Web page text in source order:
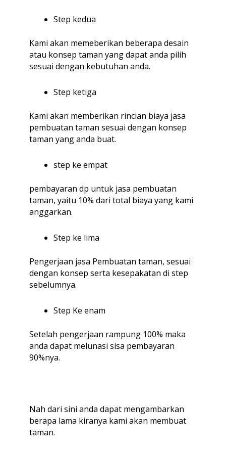
Step kedua
Kami akan memeberikan beberapa desain
atau konsep taman yang dapat anda pilih
sesuai dengan kebutuhan anda.
Step ketiga
Kami akan memberikan rincian biaya jasa
pembuatan taman sesuai dengan konsep
taman yang anda buat.
step ke empat
pembayaran dp untuk jasa pembuatan
taman, yaitu 10% dari total biaya yang kami
anggarkan.
Step ke lima
Pengerjaan jasa Pembuatan taman, sesuai
dengan konsep serta kesepakatan di step
sebelumnya.
Step Ke enam
Setelah pengerjaan rampung 100% maka
anda dapat melunasi sisa pembayaran
90%nya.
Nah dari sini anda dapat mengambarkan
berapa lama kiranya kami akan membuat
taman.